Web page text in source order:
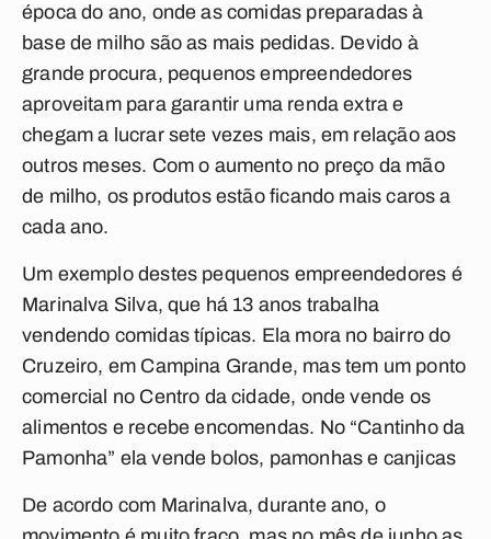
época do ano, onde as comidas preparadas à
base de milho são as mais pedidas. Devido à
grande procura, pequenos empreendedores
aproveitam para garantir uma renda extra e
chegam a lucrar sete vezes mais, em relação aos
outros meses. Com o aumento no preço da mão
de milho, os produtos estão ficando mais caros a
cada ano.
Um exemplo destes pequenos empreendedores é
Marinalva Silva, que há 13 anos trabalha
vendendo comidas típicas. Ela mora no bairro do
Cruzeiro, em Campina Grande, mas tem um ponto
comercial no Centro da cidade, onde vende os
alimentos e recebe encomendas. No “Cantinho da
Pamonha” ela vende bolos, pamonhas e canjicas
De acordo com Marinalva, durante ano, o